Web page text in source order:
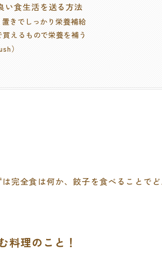
い食生活を送る方法
きでしっかり栄養補給
えるもので栄養を補う
）
完全食は何か、餃子を食べることで
料理のこと！